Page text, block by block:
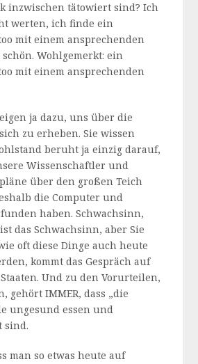
inzwischen tätowiert sind? Ich
werten, ich finde ein
mit einem ansprechenden
Wohlgemerkt: ein
mit einem ansprechenden
ja dazu, uns über die
zu erheben. Sie wissen
beruht ja einzig darauf,
Wissenschaftler und
über den großen Teich
die Computer und
haben. Schwachsinn,
das Schwachsinn, aber Sie
oft diese Dinge auch heute
kommt das Gespräch auf
Und zu den Vorurteilen,
gehört IMMER, dass „die
ungesund essen und
sind.
man so etwas heute auf